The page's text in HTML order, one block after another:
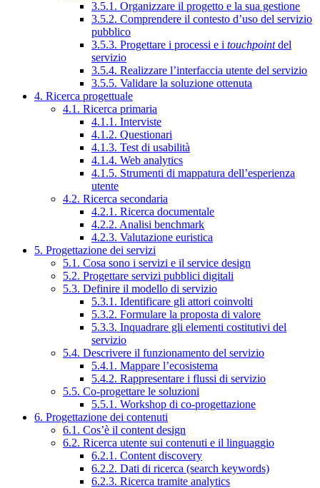
3.5.1. Organizzare il progetto e la sua gestione
3.5.2. Comprendere il contesto d’uso del servizio
pubblico
3.5.3. Progettare i processi e i touchpointdel
servizio
3.5.4. Realizzare l’interfaccia utente del servizio
3.5.5. Validare la soluzione ottenuta
4. Ricerca progettuale
4.1. Ricerca primaria
4.1.1. Interviste
4.1.2. Questionari
4.1.3. Test di usabilità
4.1.4. Web analytics
4.1.5. Strumenti di mappatura dell’esperienza
utente
4.2. Ricerca secondaria
4.2.1. Ricerca documentale
4.2.2. Analisi benchmark
4.2.3. Valutazione euristica
5. Progettazione dei servizi
5.1. Cosa sono i servizi e il service design
5.2. Progettare servizi pubblici digitali
5.3. Definire il modello di servizio
5.3.1. Identificare gli attori coinvolti
5.3.2. Formulare la proposta di valore
5.3.3. Inquadrare gli elementi costitutivi del
servizio
5.4. Descrivere il funzionamento del servizio
5.4.1. Mappare l’ecosistema
5.4.2. Rappresentare i flussi di servizio
5.5. Co-progettare le soluzioni
5.5.1. Workshop di co-progettazione
6. Progettazione dei contenuti
6.1. Cos’è il content design
6.2. Ricerca utente sui contenuti e il linguaggio
6.2.1. Content discovery
6.2.2. Dati di ricerca (search keywords)
6.2.3. Ricerca tramite analytics